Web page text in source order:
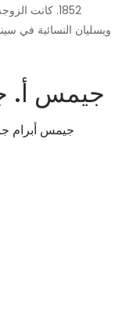
1852. كانت
ويسليان النسائية في
9. جيمس أ.